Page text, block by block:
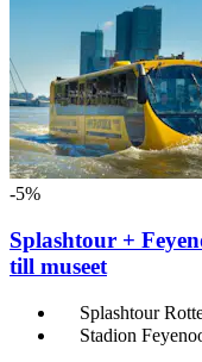
-5%
Splashtour +
till museet
Splashtour
Stadion